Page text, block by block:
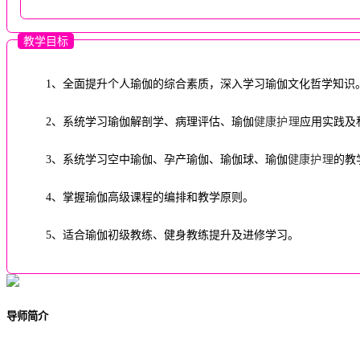
教学目标
1、全面提升个人瑜伽的综合素质，深入学习瑜伽文化哲学知识。
2、系统学习瑜伽解剖学、病理评估、瑜伽健康护理应用实践及
3、系统学习空中瑜伽、孕产瑜伽、瑜伽球、瑜伽健康护理的教
4、掌握瑜伽高级课程的编排和教学原则。
5、适合瑜伽初级教练、健身教练提升及进修学习。
导师简介